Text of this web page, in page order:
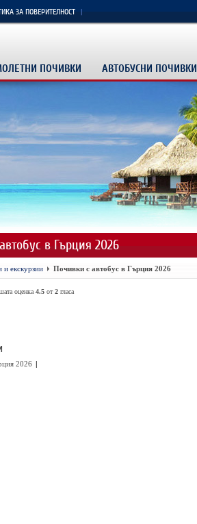
ЗА ПОВЕРИТЕЛНОСТ
ПОЧИВКИ АВТОБУСНИ ПОЧИВКИ
в Гърция 2026
и екскурзии Почивки с автобус в Гърция 2026
оценка 4.5от2гласа
2026 |